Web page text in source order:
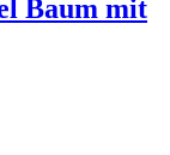
Baum mit